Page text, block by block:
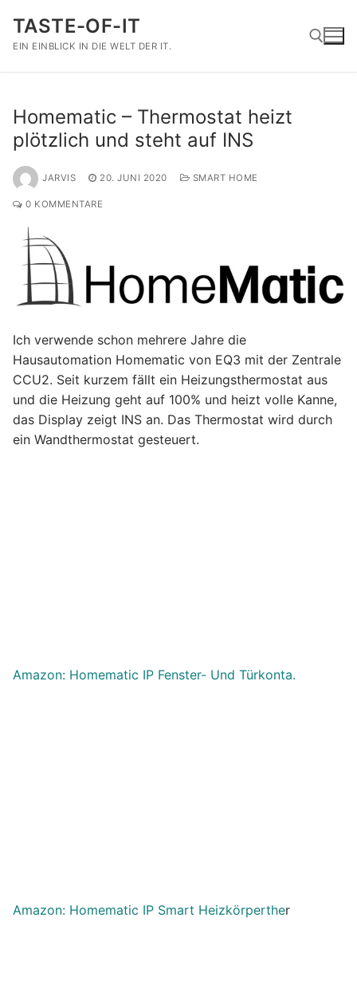
Inhalt
springen
TASTE-OF-IT
EIN EINBLICK IN DIE WELT DER IT.
Homematic – Thermostat heizt
plötzlich und steht auf INS
JARVIS 20. JUNI 2020 SMART HOME
0 KOMMENTARE
Ich verwende schon mehrere Jahre die
Hausautomation Homematic von EQ3 mit der Zentrale
CCU2. Seit kurzem fällt ein Heizungsthermostat aus
und die Heizung geht auf 100% und heizt volle Kanne,
das Display zeigt INS an. Das Thermostat wird durch
ein Wandthermostat gesteuert.
Amazon: Homematic IP Fenster- Und Türkonta.
Amazon: Homematic IP Smart Heizkörperther